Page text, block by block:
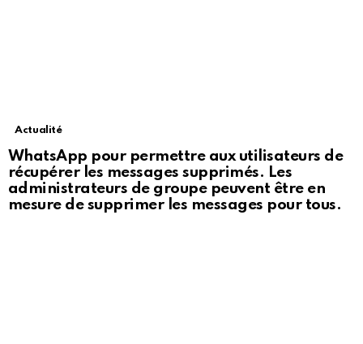
Actualité
WhatsApp pour permettre aux utilisateurs de
récupérer les messages supprimés. Les
administrateurs de groupe peuvent être en
mesure de supprimer les messages pour tous.